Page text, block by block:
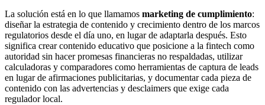
La solución está en lo que llamamos marketing de cumplimiento:
diseñar la estrategia de contenido y crecimiento dentro de los marcos
regulatorios desde el día uno, en lugar de adaptarla después. Esto
significa crear contenido educativo que posicione a la fintech como
autoridad sin hacer promesas financieras no respaldadas, utilizar
calculadoras y comparadores como herramientas de captura de leads
en lugar de afirmaciones publicitarias, y documentar cada pieza de
contenido con las advertencias y desclaimers que exige cada
regulador local.